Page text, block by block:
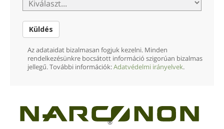
Küldés
Az adataidat bizalmasan fogjuk kezelni. Minden
rendelkezésünkre bocsátott információ szigorúan bizalmas
jellegű. További információk:Adatvédelmi irányelvek.
®